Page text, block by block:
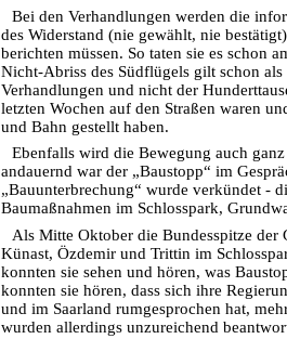
Bei den Verhandlungen werden die
des Widerstand (nie gewählt, nie
berichten müssen. So taten sie es schon
Nicht-Abriss des Südflügels gilt schon
Verhandlungen und nicht der
letzten Wochen auf den Straßen waren
und Bahn gestellt haben.
Ebenfalls wird die Bewegung auch
andauernd war der „Baustopp“ im
„Bauunterbrechung“ wurde verkündet -
Baumaßnahmen im Schlosspark,
Als Mitte Oktober die Bundesspitze der
Künast, Özdemir und Trittin im
konnten sie sehen und hören, was
konnten sie hören, dass sich ihre
und im Saarland rumgesprochen hat,
wurden allerdings unzureichend